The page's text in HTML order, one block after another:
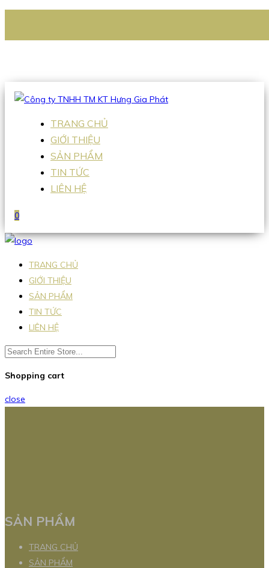
Hotline:0938 336 079
TRANG CHỦ
GIỚI THIỆU
SẢN PHẨM
TIN TỨC
LIÊN HỆ
0
TRANG CHỦ
GIỚI THIỆU
SẢN PHẨM
TIN TỨC
LIÊN HỆ
Shopping cart
close
SẢN PHẨM
TRANG CHỦ
SẢN PHẨM